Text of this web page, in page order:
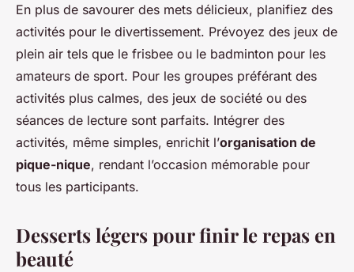
En plus de savourer des mets délicieux, planifiez des
activités pour le divertissement. Prévoyez des jeux de
plein air tels que le frisbee ou le badminton pour les
amateurs de sport. Pour les groupes préférant des
activités plus calmes, des jeux de société ou des
séances de lecture sont parfaits. Intégrer des
activités, même simples, enrichit l’organisation de
pique-nique, rendant l’occasion mémorable pour
tous les participants.
Desserts légers pour finir le repas en
beauté